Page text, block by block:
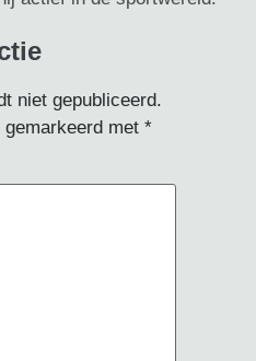
niet gepubliceerd.
gemarkeerd met*